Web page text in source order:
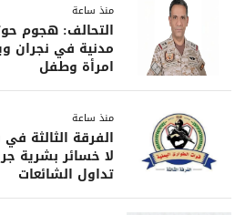
منذ ساعة
التحالف: هجوم
امرأة وطفل
منذ ساعة
الفرقة الثالثة
لا خسائر بشرية
تداول الشائعات